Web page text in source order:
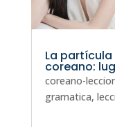
La partícula
coreano:
coreano-
gramatica,